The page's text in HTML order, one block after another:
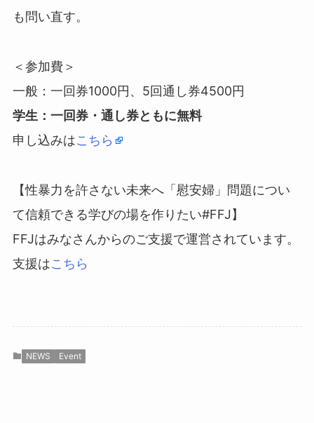
も問い直す。
＜参加費＞
一般：一回券1000円、5回通し券4500円
学生：一回券・通し券ともに無料
申し込みはこちら
【性暴力を許さない未来へ「慰安婦」問題につい
て信頼できる学びの場を作りたい#FFJ】
FFJはみなさんからのご支援で運営されています。
支援はこちら
NEWS Event